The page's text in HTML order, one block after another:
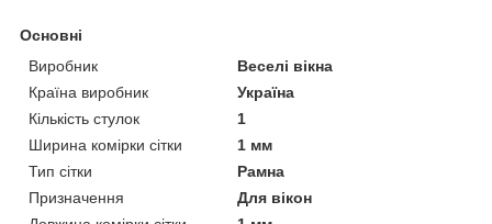
Основні
Виробник
Веселі вікна
Країна виробник
Україна
Кількість стулок
1
Ширина комірки сітки
1 мм
Тип сітки
Рамна
Призначення
Для вікон